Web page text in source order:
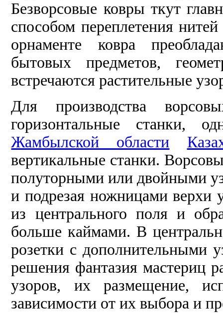
Безворсовые ковры ткут
способом переплетения
орнаменте ковра
бытовых предметов,
встречаются растительные
Для производства
горизонтальные станки,
Жамбылской области
вертикальные станки.
полуторными или двойными
и подрезая ножницами верхи
из центрального поля и
больше каймами. В
розетки с дополнительными
решения фантазия мастериц
узоров, их размещение,
зависимости от их выбора и